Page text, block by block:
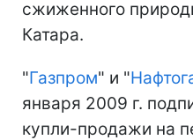
сжиженного
Катара.
"Газпром" и "
января 2009 г.
купли-продажи на